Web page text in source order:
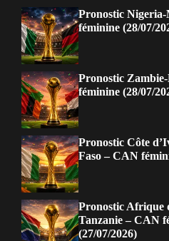
Pronostic
féminine (28/07/
Pronostic
féminine (28/07/
Pronostic Côte
Faso – CAN
Pronostic Afrique
Tanzanie – CAN
(27/07/2026)